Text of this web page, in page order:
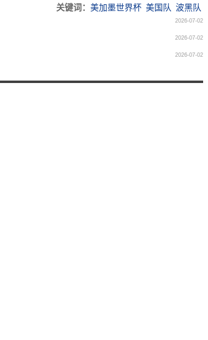
关键词： 美加墨世界杯 美国队 波黑队
2026-07-02
2026-07-02
2026-07-02